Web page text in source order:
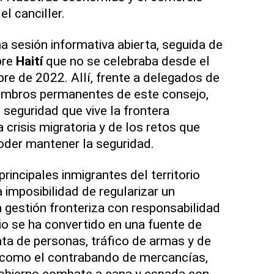
canciller.
sesión informativa abierta, seguida de
Haitíque no se celebraba desde el
de 2022. Allí, frente a delegados de
permanentes de este consejo,
que vive la frontera
crisis migratoria y de los retos que
mantener la seguridad.
inmigrantes del territorio
de regularizar un
gestión fronteriza con responsabilidad
se ha convertido en una fuente de
de personas, tráfico de armas y de
el contrabando de mercancías,